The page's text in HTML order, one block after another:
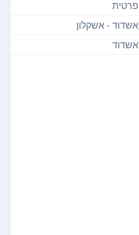
פרטית
אשדוד - אשקלון
אשדוד